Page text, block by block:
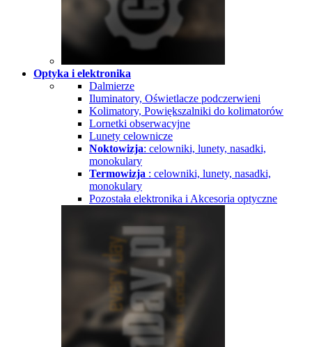
Optyka i elektronika
Dalmierze
Iluminatory, Oświetlacze podczerwieni
Kolimatory, Powiększalniki do kolimatorów
Lornetki obserwacyjne
Lunety celownicze
Noktowizja: celowniki, lunety, nasadki,
monokulary
Termowizja : celowniki, lunety, nasadki,
monokulary
Pozostała elektronika i Akcesoria optyczne